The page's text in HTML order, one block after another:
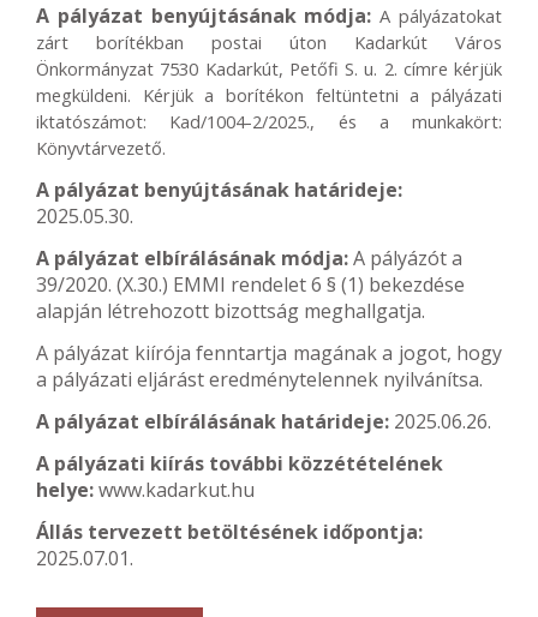
A pályázat benyújtásának módja:A pályázatokat
zárt borítékban postai úton Kadarkút Város
Önkormányzat 7530 Kadarkút, Petőfi S. u. 2. címre kérjük
megküldeni. Kérjük a borítékon feltüntetni a pályázati
iktatószámot: Kad/1004-2/2025., és a munkakört:
Könyvtárvezető.
A pályázat benyújtásának határideje:
2025.05.30.
A pályázat elbírálásának módja:A pályázót a
39/2020. (X.30.) EMMI rendelet 6 § (1) bekezdése
alapján létrehozott bizottság meghallgatja.
A pályázat kiírója fenntartja magának a jogot, hogy
a pályázati eljárást eredménytelennek nyilvánítsa.
A pályázat elbírálásának határideje: 2025.06.26.
A pályázati kiírás további közzétételének
helye:www.kadarkut.hu
Állás tervezett betöltésének időpontja:
2025.07.01.